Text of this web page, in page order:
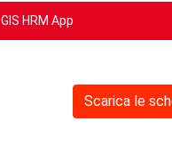
GIS HRM App
Scarica le